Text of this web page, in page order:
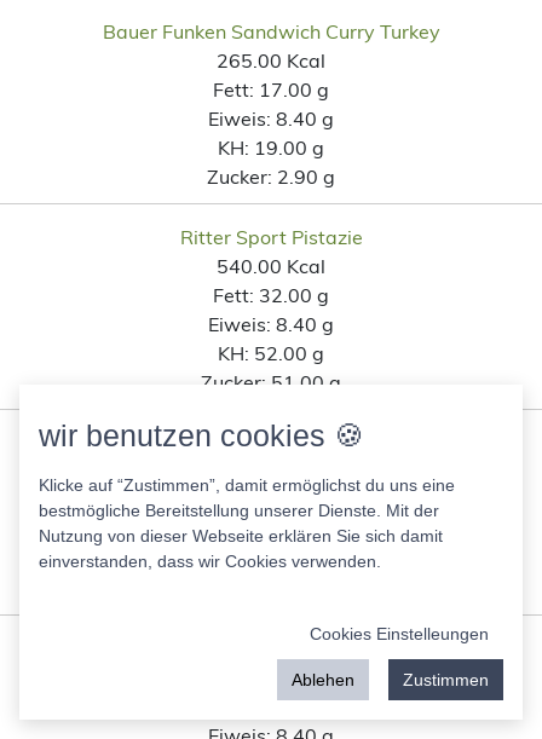
Bauer Funken Sandwich Curry Turkey
265.00 Kcal
Fett: 17.00 g
Eiweis: 8.40 g
KH: 19.00 g
Zucker: 2.90 g
Ritter Sport Pistazie
540.00 Kcal
Fett: 32.00 g
Eiweis: 8.40 g
KH: 52.00 g
Zucker: 51.00 g
Gourmella Schaschlik mit Reis
Fett:
3.90 g
Eiweis:8.40 g
KH:13.00 g
Alnatura Macadamia Nüsse
746.00 Kcal
75.00 g
wir benutzen cookies 🍪
Klicke auf “Zustimmen”, damit ermöglichst du uns eine
bestmögliche Bereitstellung unserer Dienste. Mit der
Nutzung von dieser Webseite erklären Sie sich damit
einverstanden, dass wir Cookies verwenden.
Cookies Einstelleungen
Ablehen Zustimmen